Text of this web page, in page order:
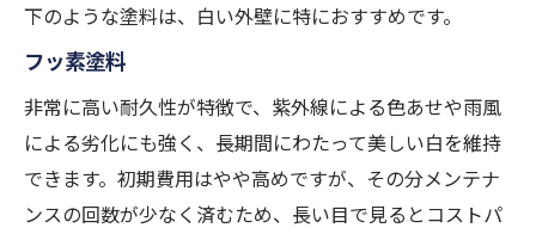
下のような塗料は、白い外壁に特におすすめです。
フッ素塗料
非常に高い耐久性が特徴で、紫外線による色あせや雨風
による劣化にも強く、長期間にわたって美しい白を維持
できます。初期費用はやや高めですが、その分メンテナ
ンスの回数が少なく済むため、長い目で見るとコストパ